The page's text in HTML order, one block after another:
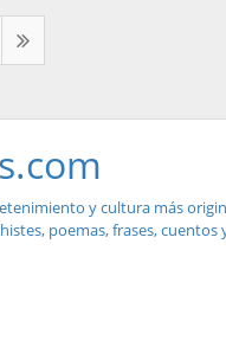
y cultura más
poemas, frases, cuentos